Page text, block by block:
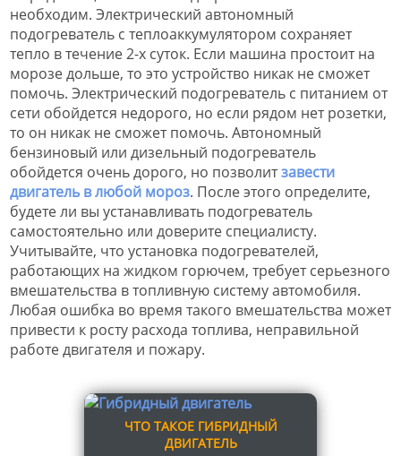
необходим. Электрический автономный
подогреватель с теплоаккумулятором сохраняет
тепло в течение 2-х суток. Если машина простоит на
морозе дольше, то это устройство никак не сможет
помочь. Электрический подогреватель с питанием от
сети обойдется недорого, но если рядом нет розетки,
то он никак не сможет помочь. Автономный
бензиновый или дизельный подогреватель
обойдется очень дорого, но позволитзавести
двигатель в любой мороз. После этого определите,
будете ли вы устанавливать подогреватель
самостоятельно или доверите специалисту.
Учитывайте, что установка подогревателей,
работающих на жидком горючем, требует серьезного
вмешательства в топливную систему автомобиля.
Любая ошибка во время такого вмешательства может
привести к росту расхода топлива, неправильной
работе двигателя и пожару.
ЧТО ТАКОЕ ГИБРИДНЫЙ
ДВИГАТЕЛЬ